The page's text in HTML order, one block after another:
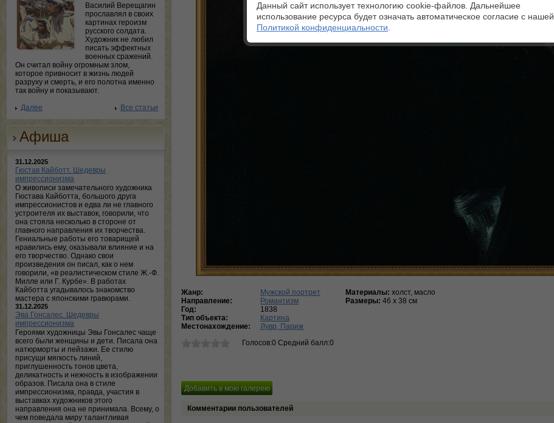
Василий Верещагин
прославлял в своих
картинах героизм
русского солдата.
Художник не любил
писать эффектных
военных сражений.
Он считал войну огромным злом,
которое привносит в жизнь людей
разруху и смерть, и его полотна именно
так войну и показывают.
Далее
Все статьи
Афиша
31.12.2025
Гюстав Кайботт. Шедевры
импрессионизма
О живописи замечательного художника
Гюстава Кайботта, большого друга
импрессионистов и едва ли не главного
устроителя их выставок, говорили, что
она стояла несколько в стороне от
главного направления их творчества.
Гениальные работы его товарищей
нравились ему, оказывали влияние и на
его творчество. Однако свои
произведения он писал, как о нем
говорили, «в реалистическом стиле Ж.-Ф.
Милле или Г. Курбе». В работах
Кайботта угадывалось знакомство
мастера с японскими гравюрами.
31.12.2025
Эва Гонсалес. Шедевры
импрессионизма
Героями художницы Эвы Гонсалес чаще
всего были женщины и дети. Писала она
натюрморты и пейзажи. Ее стилю
присущи мягкость линий,
приглушенность тонов цвета,
деликатность и нежность в изображении
образов. Писала она в стиле
импрессионизма, правда, участия в
выставках художников этого
направления она не принимала. Всему, о
чем поведала миру талантливая
Жанр:
Мужской портрет
Направление:
Романтизм
Год:
1838
Тип объекта:
Картина
Местонахождение:
Лувр, Париж
Голосов:0 Средний балл:0
Материалы: холст, масло
Размеры: 46 х 38 см
Комментарии пользователей
Данный сайт использует технологию cookie-файлов. Дальнейшее
использование ресурса будет означать автоматическое согласие с нашей
Политикой конфиденциальности